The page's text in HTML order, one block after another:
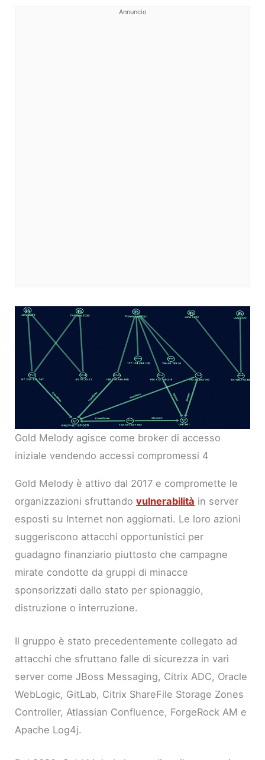
Annuncio
Gold Melody agisce come broker di accesso
iniziale vendendo accessi compromessi 4
Gold Melody è attivo dal 2017 e compromette le
organizzazioni sfruttandovulnerabilità in server
esposti su Internet non aggiornati. Le loro azioni
suggeriscono attacchi opportunistici per
guadagno finanziario piuttosto che campagne
mirate condotte da gruppi di minacce
sponsorizzati dallo stato per spionaggio,
distruzione o interruzione.
Il gruppo è stato precedentemente collegato ad
attacchi che sfruttano falle di sicurezza in vari
server come JBoss Messaging, Citrix ADC, Oracle
WebLogic, GitLab, Citrix ShareFile Storage Zones
Controller, Atlassian Confluence, ForgeRock AM e
Apache Log4j.